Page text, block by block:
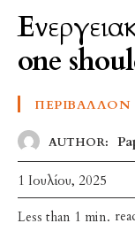
one
ΠΕΡΙΒΆΛΛΟΝ
AUTHOR:
1 Ιουλίου, 2025
Less than 1 min.